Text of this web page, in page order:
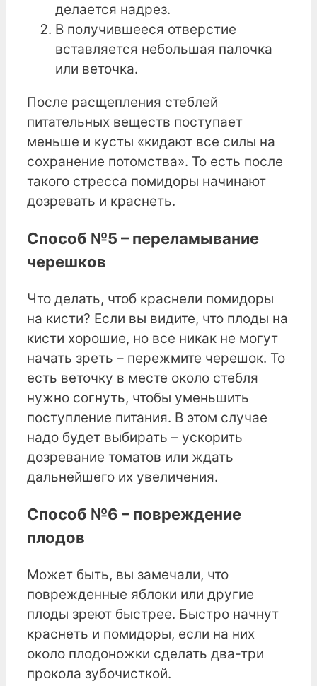
делается надрез.
В получившееся отверстие
вставляется небольшая палочка
или веточка.
После расщепления стеблей
питательных веществ поступает
меньше и кусты «кидают все силы на
сохранение потомства». То есть после
такого стресса помидоры начинают
дозревать и краснеть.
Способ №5 – переламывание
черешков
Что делать, чтоб краснели помидоры
на кисти? Если вы видите, что плоды на
кисти хорошие, но все никак не могут
начать зреть – пережмите черешок. То
есть веточку в месте около стебля
нужно согнуть, чтобы уменьшить
поступление питания. В этом случае
надо будет выбирать – ускорить
дозревание томатов или ждать
дальнейшего их увеличения.
Способ №6 – повреждение
плодов
Может быть, вы замечали, что
поврежденные яблоки или другие
плоды зреют быстрее. Быстро начнут
краснеть и помидоры, если на них
около плодоножки сделать два-три
прокола зубочисткой.